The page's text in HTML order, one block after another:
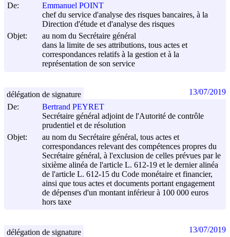
De:
Emmanuel POINT
chef du service d'analyse des risques bancaires, à la
Direction d'étude et d'analyse des risques
Objet:
au nom du Secrétaire général
dans la limite de ses attributions, tous actes et
correspondances relatifs à la gestion et à la
représentation de son service
De:
Bertrand PEYRET
Secrétaire général adjoint de l'Autorité de contrôle
prudentiel et de résolution
Objet:
au nom du Secrétaire général, tous actes et
correspondances relevant des compétences propres du
Secrétaire général, à l'exclusion de celles prévues par le
sixième alinéa de l'article L. 612-19 et le dernier alinéa
de l'article L. 612-15 du Code monétaire et financier,
ainsi que tous actes et documents portant engagement
de dépenses d'un montant inférieur à 100 000 euros
hors taxe
délégation de signature 13/07/2019
délégation de signature 13/07/2019